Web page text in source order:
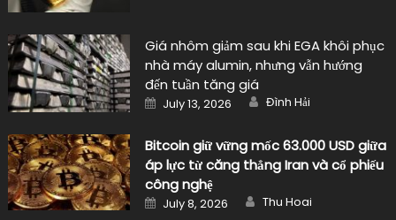
Giá nhôm giảm sau khi EGA khôi phục
nhà máy alumin, nhưng vẫn hướng
đến tuần tăng giá
Posted
on
July 13, 2026 Author
Đình Hải
Bitcoin giữ vững mốc 63.000 USD giữa
áp lực từ căng thẳng Iran và cổ phiếu
công nghệ
Posted
on
July 8, 2026 Author
Thu Hoai